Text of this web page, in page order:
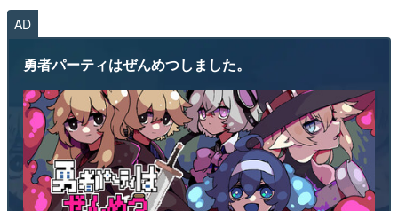
AD
勇者パーティはぜんめつしました。